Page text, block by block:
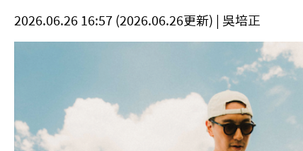
2026.06.26 16:57 (2026.06.26更新) | 吳培正